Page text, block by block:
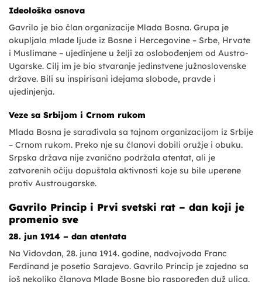
Ideološka osnova
Gavrilo je bio član organizacije Mlada Bosna. Grupa je
okupljala mlade ljude iz Bosne i Hercegovine – Srbe, Hrvate
i Muslimane – ujedinjene u želji za oslobođenjem od Austro-
Ugarske. Cilj im je bio stvaranje jedinstvene južnoslovenske
države. Bili su inspirisani idejama slobode, pravde i
ujedinjenja.
Veze sa Srbijom i Crnom rukom
Mlada Bosna je sarađivala sa tajnom organizacijom iz Srbije
– Crnom rukom. Preko nje su članovi dobili oružje i obuku.
Srpska država nije zvanično podržala atentat, ali je
zatvorenih očiju dopuštala aktivnosti koje su bile uperene
protiv Austrougarske.
Gavrilo Princip i Prvi svetski rat – dan koji je
promenio sve
28. jun 1914 – dan atentata
Na Vidovdan, 28. juna 1914. godine, nadvojvoda Franc
Ferdinand je posetio Sarajevo. Gavrilo Princip je zajedno sa
još nekoliko članova Mlade Bosne bio raspoređen duž ulica.